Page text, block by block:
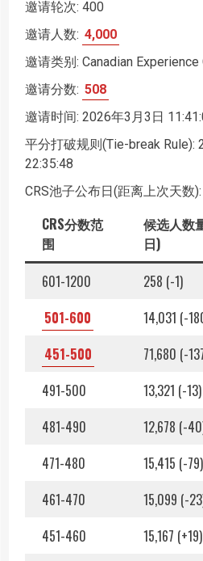
邀请轮次: 400
邀请人数: 4,000
邀请类别: Canadian Experience
邀请分数: 508
邀请时间: 2026年3月3日
平分打破规则(Tie-break Rule):
22:35:48
CRS池子公布日(距离上次天数
CRS分数范
围
候选人数
日)
601-1200
258 (-1)
501-600
14,031 (-
451-500
71,680 (-
491-500
13,321 (-13)
481-490
12,678 (-
471-480
15,415 (-79)
461-470
15,099 (-
451-460
15,167 (+19)